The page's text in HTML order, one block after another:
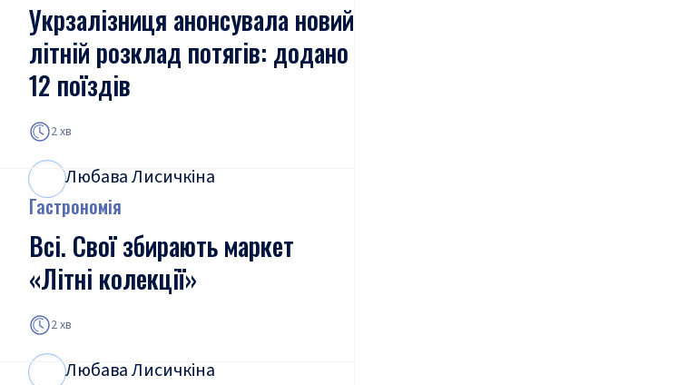
Укрзалізниця анонсувала новий
літній розклад потягів: додано
12 поїздів
2 хв
Любава Лисичкіна
Гастрономія
Всі. Свої збирають маркет
«Літні колекції»
2 хв
Любава Лисичкіна